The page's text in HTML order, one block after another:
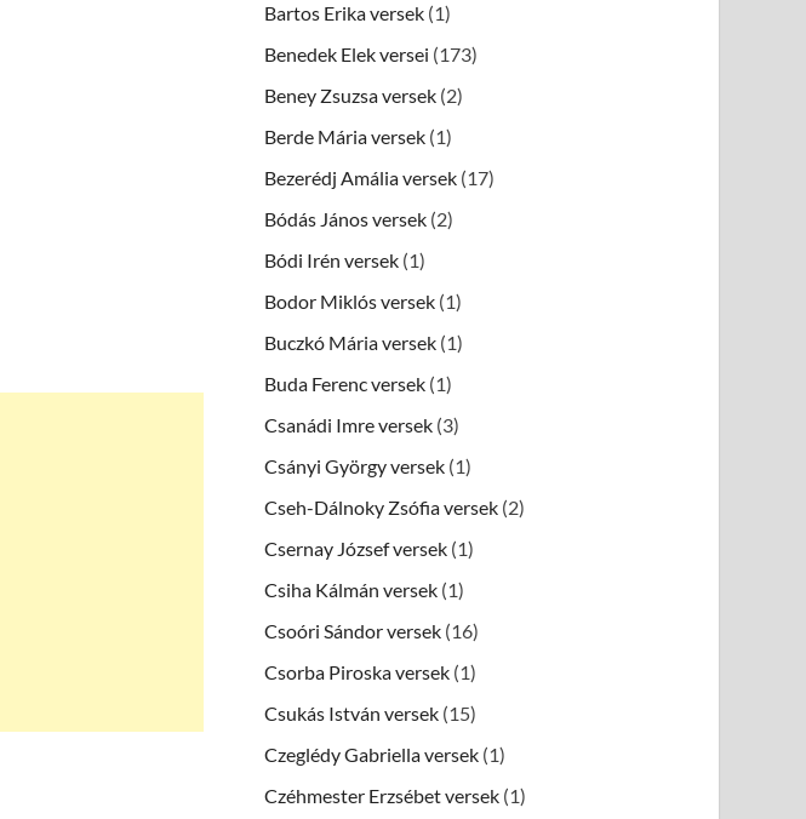
Bartos Erika versek (1)
Benedek Elek versei (173)
Beney Zsuzsa versek (2)
Berde Mária versek (1)
Bezerédj Amália versek (17)
Bódás János versek (2)
Bódi Irén versek (1)
Bodor Miklós versek (1)
Buczkó Mária versek (1)
Buda Ferenc versek (1)
Csanádi Imre versek (3)
Csányi György versek (1)
Cseh-Dálnoky Zsófia versek (2)
Csernay József versek (1)
Csiha Kálmán versek (1)
Csoóri Sándor versek (16)
Csorba Piroska versek (1)
Csukás István versek (15)
Czeglédy Gabriella versek (1)
Czéhmester Erzsébet versek (1)